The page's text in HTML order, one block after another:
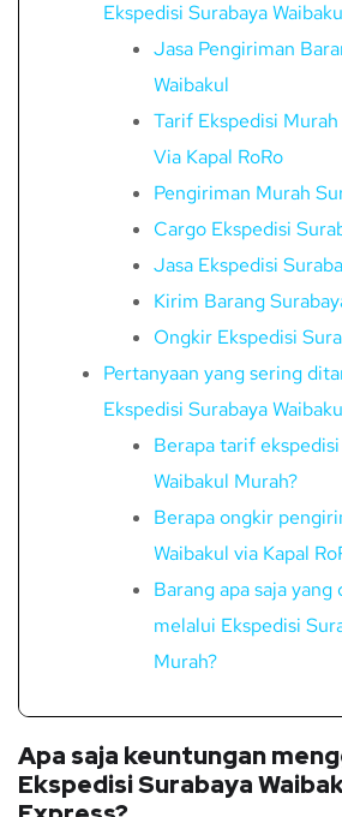
Ekspedisi Surabaya
Jasa Pengiriman
Waibakul
Tarif Ekspedisi
Via Kapal RoRo
Pengiriman Murah
Cargo Ekspedisi
Jasa Ekspedisi
Kirim Barang
Ongkir Ekspedisi
Pertanyaan yang sering
Ekspedisi Surabaya
Berapa tarif ekspedisi
Waibakul Murah?
Berapa ongkir
Waibakul via Kapal
Barang apa saja
melalui Ekspedisi
Murah?
Apa saja keuntungan
Ekspedisi Surabaya